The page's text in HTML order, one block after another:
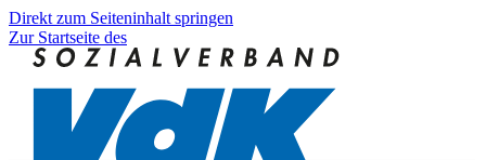
Direkt zum Seiteninhalt springen
Zur Startseite des